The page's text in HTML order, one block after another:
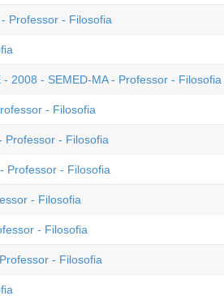
Professor - Filosofia
- 2008 - SEMED-MA - Professor - Filosofia
- Filosofia
Professor - Filosofia
Professor - Filosofia
- Filosofia
- Filosofia
- Filosofia